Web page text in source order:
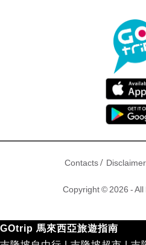
Contacts/ Disclaimer
Copyright © 2026 -
GOtrip 馬來西亞旅遊指南